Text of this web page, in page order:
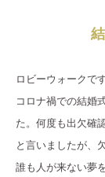
ロビーウォークです
コロナ禍での結婚
た。何度も出欠確
と言いましたが、
誰も人が来ない夢